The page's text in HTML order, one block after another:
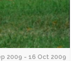
2009 - 16 Oct 2009